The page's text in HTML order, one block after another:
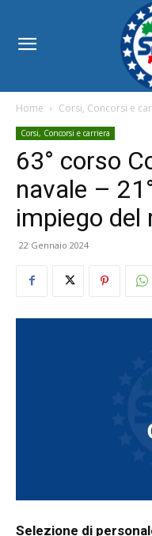
Home Corsi, Concorsi e
Corsi, Concorsi e carriera
63° corso
navale –
impiego del
22 Gennaio 2024
Selezione di